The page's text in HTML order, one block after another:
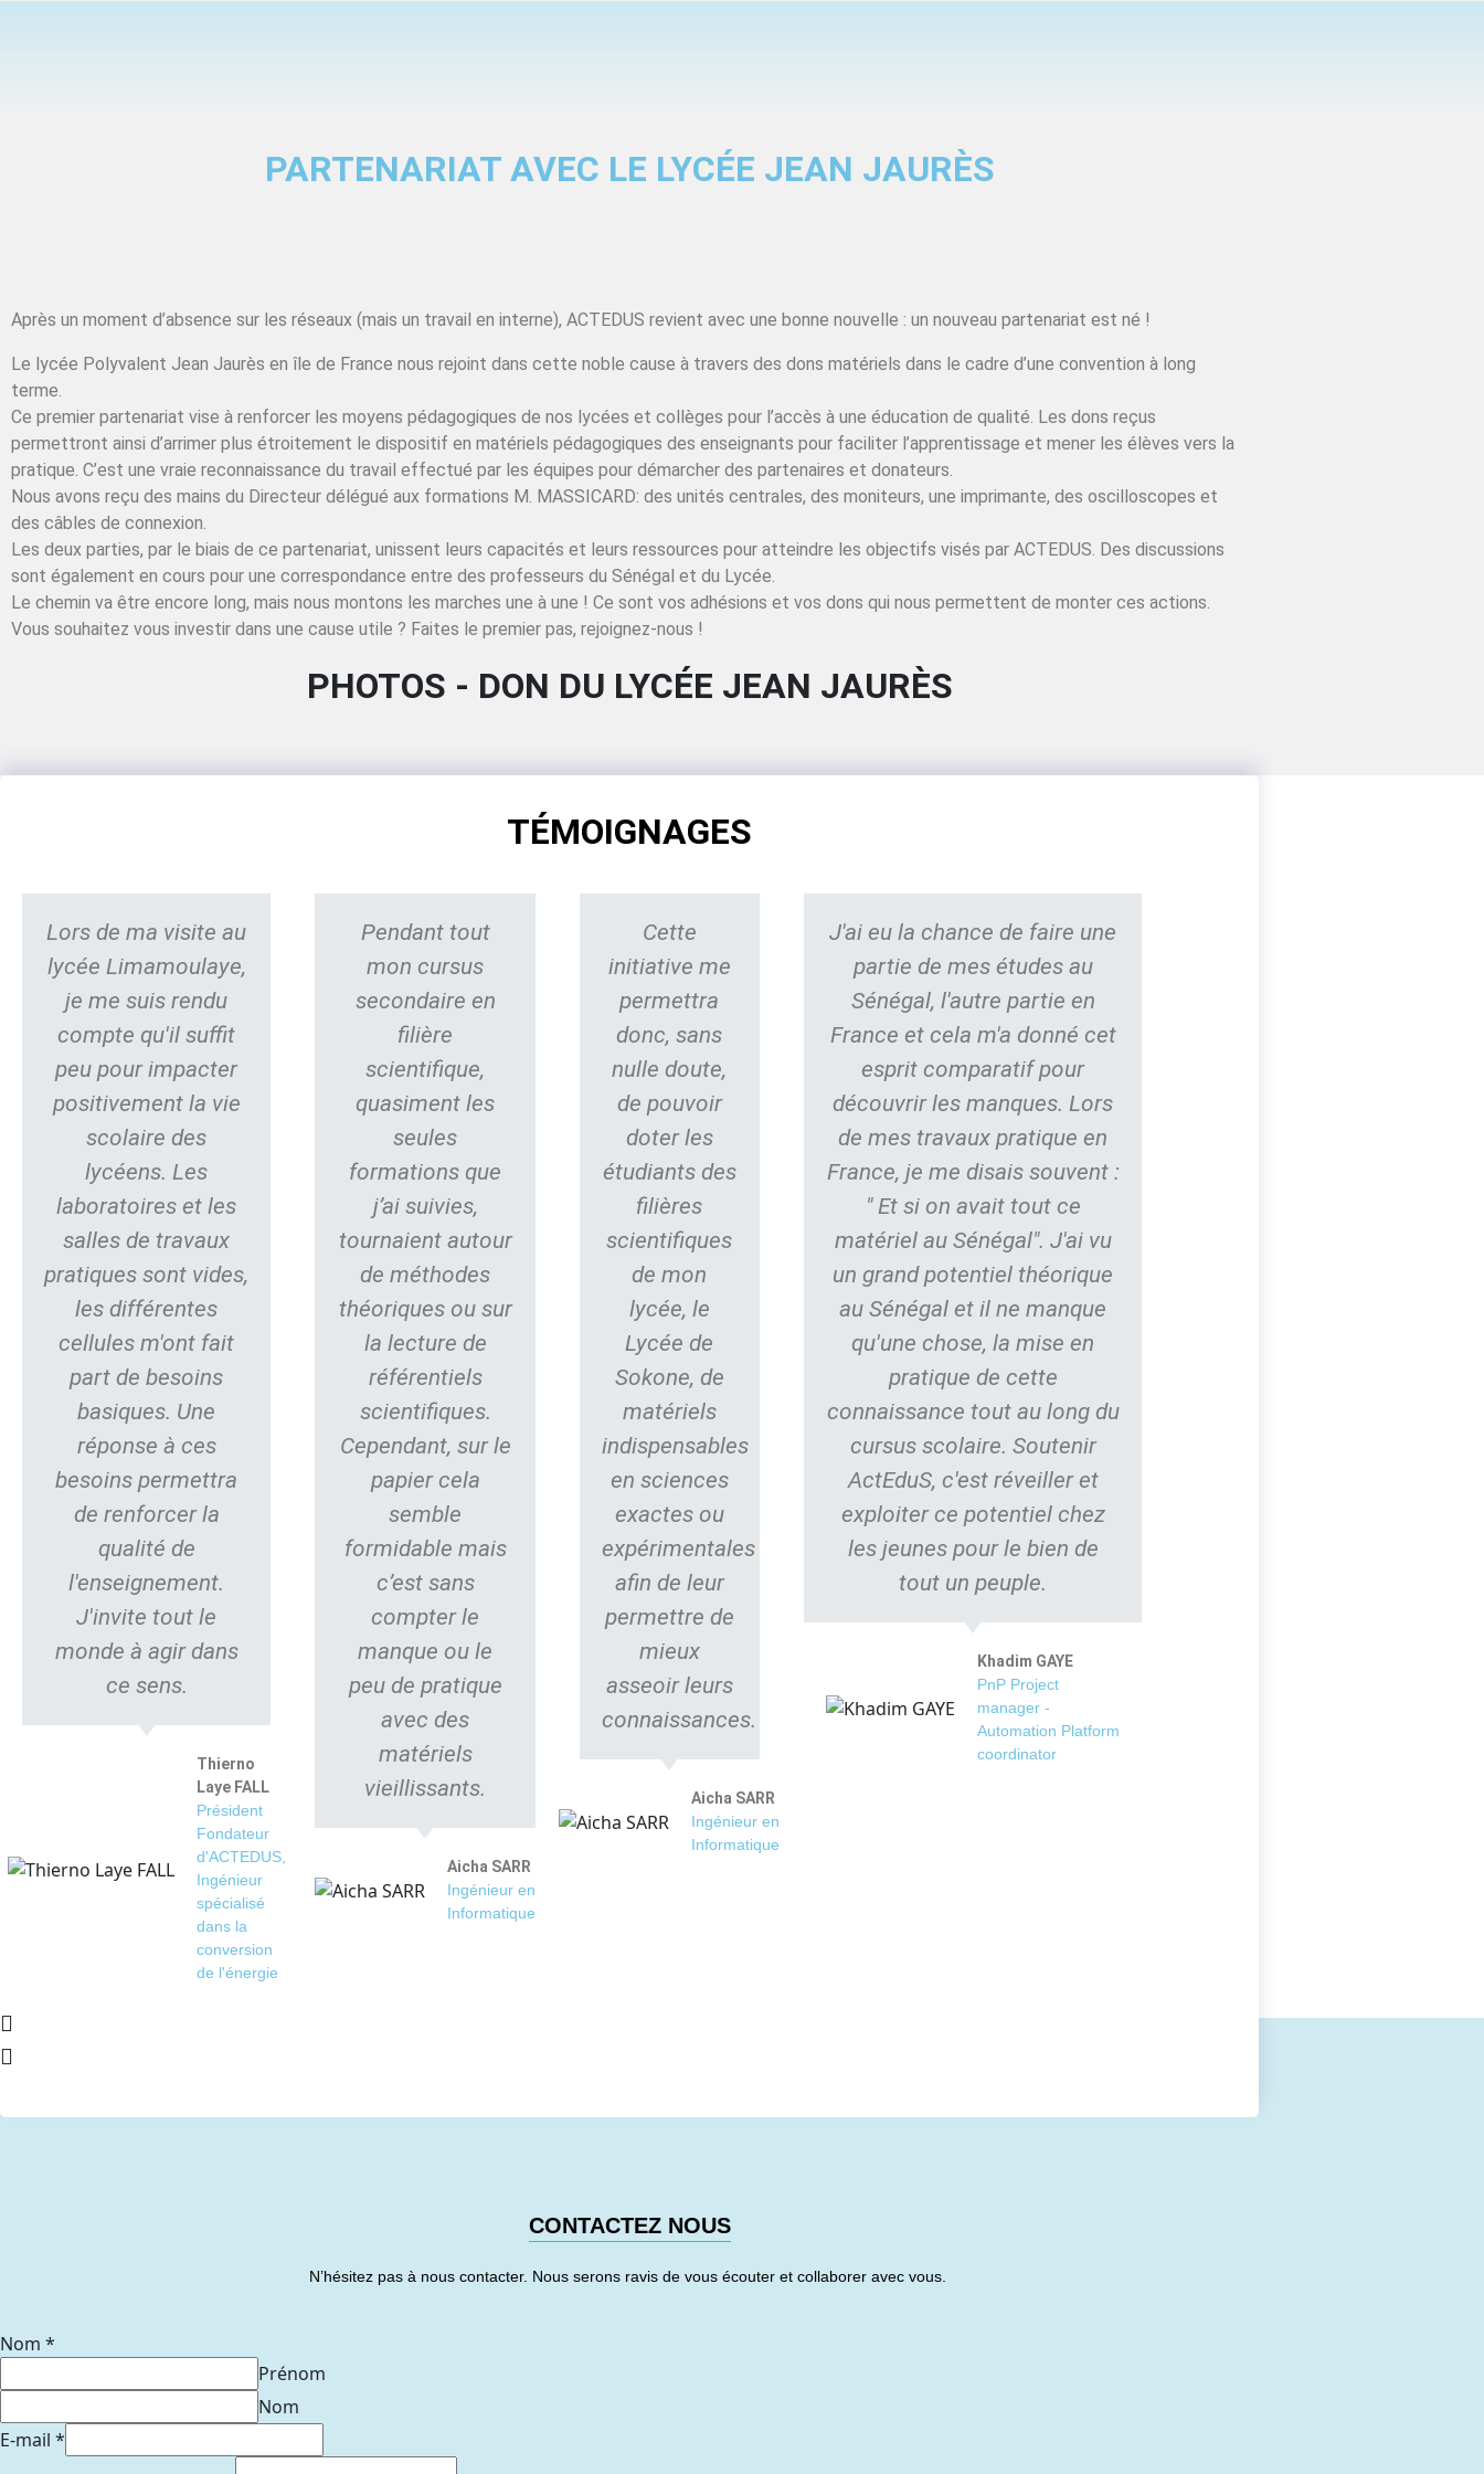
PARTENARIAT AVEC LE LYCÉE JEAN JAURÈS
Après un moment d’absence sur les réseaux (mais un travail en interne), ACTEDUS revient avec une bonne nouvelle : un nouveau partenariat est né !
Le lycée Polyvalent Jean Jaurès en île de France nous rejoint dans cette noble cause à travers des dons matériels dans le cadre d’une convention à long
terme.
Ce premier partenariat vise à renforcer les moyens pédagogiques de nos lycées et collèges pour l’accès à une éducation de qualité. Les dons reçus
permettront ainsi d’arrimer plus étroitement le dispositif en matériels pédagogiques des enseignants pour faciliter l’apprentissage et mener les élèves vers la
pratique. C’est une vraie reconnaissance du travail effectué par les équipes pour démarcher des partenaires et donateurs.
Nous avons reçu des mains du Directeur délégué aux formations M. MASSICARD: des unités centrales, des moniteurs, une imprimante, des oscilloscopes et
des câbles de connexion.
Les deux parties, par le biais de ce partenariat, unissent leurs capacités et leurs ressources pour atteindre les objectifs visés par ACTEDUS. Des discussions
sont également en cours pour une correspondance entre des professeurs du Sénégal et du Lycée.
Le chemin va être encore long, mais nous montons les marches une à une ! Ce sont vos adhésions et vos dons qui nous permettent de monter ces actions.
Vous souhaitez vous investir dans une cause utile ? Faites le premier pas, rejoignez-nous !
PHOTOS - DON DU LYCÉE JEAN JAURÈS
TÉMOIGNAGES
Lors de ma visite au
lycée Limamoulaye,
je me suis rendu
compte qu'il suffit
peu pour impacter
positivement la vie
scolaire des
lycéens. Les
laboratoires et les
salles de travaux
pratiques sont vides,
les différentes
cellules m'ont fait
part de besoins
basiques. Une
réponse à ces
besoins permettra
de renforcer la
qualité de
l'enseignement.
J'invite tout le
monde à agir dans
ce sens.
Thierno
Laye FALL
Président
Fondateur
d'ACTEDUS,
Ingénieur
spécialisé
dans la
conversion
de l'énergie
Pendant tout
mon cursus
secondaire en
filière
scientifique,
quasiment les
seules
formations que
j’ai suivies,
tournaient autour
de méthodes
théoriques ou sur
la lecture de
référentiels
scientifiques.
Cependant, sur le
papier cela
semble
formidable mais
c’est sans
compter le
manque ou le
peu de pratique
avec des
matériels
vieillissants.
Aicha SARR
Ingénieur en
Informatique
Cette
initiative me
permettra
donc, sans
nulle doute,
de pouvoir
doter les
étudiants des
filières
scientifiques
de mon
lycée, le
Lycée de
Sokone, de
matériels
indispensables
en sciences
exactes ou
expérimentales
afin de leur
permettre de
mieux
asseoir leurs
connaissances.
Aicha SARR
Ingénieur en
Informatique
J'ai eu la chance de faire une
partie de mes études au
Sénégal, l'autre partie en
France et cela m'a donné cet
esprit comparatif pour
découvrir les manques. Lors
de mes travaux pratique en
France, je me disais souvent :
" Et si on avait tout ce
matériel au Sénégal". J'ai vu
un grand potentiel théorique
au Sénégal et il ne manque
qu'une chose, la mise en
pratique de cette
connaissance tout au long du
cursus scolaire. Soutenir
ActEduS, c'est réveiller et
exploiter ce potentiel chez
les jeunes pour le bien de
tout un peuple.
Khadim GAYE
PnP Project
manager -
Automation Platform
coordinator
CONTACTEZ NOUS
N’hésitez pas à nous contacter. Nous serons ravis de vous écouter et collaborer avec vous.
Nom *
Prénom
Nom
E-mail *